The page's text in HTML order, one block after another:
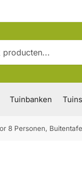
Tuinbanken
8 Personen,